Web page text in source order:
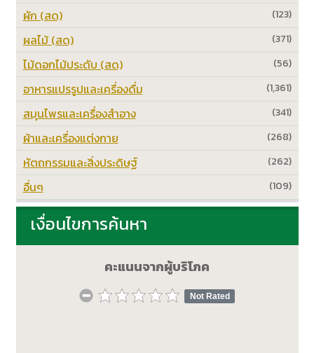
(123)
ผัก (สด)
(371)
ผลไม้ (สด)
(56)
ไม้ดอกไม้ประดับ (สด)
(1,361)
อาหารแปรรูปและเครื่องดื่ม
(341)
สมุนไพรและเครื่องสำอาง
(268)
ผ้าและเครื่องแต่งกาย
(262)
หัตถกรรมและสิ่งประดิษฐ์
(109)
อื่นๆ
เงื่อนไขการค้นหา
คะแนนจากผู้บริโภค
Not Rated